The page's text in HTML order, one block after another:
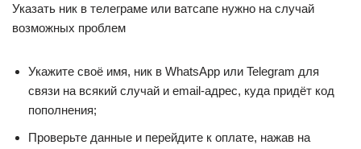
Указать ник в телеграме или ватсапе нужно на случай
возможных проблем
Укажите своё имя, ник в WhatsApp или Telegram для
связи на всякий случай и email-адрес, куда придёт код
пополнения;
Проверьте данные и перейдите к оплате, нажав на